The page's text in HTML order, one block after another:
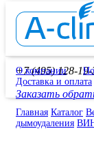
+7 (495) 128-19-
Заказать
О компании
Доставка и оплата
Главная Каталог
дымоудаления